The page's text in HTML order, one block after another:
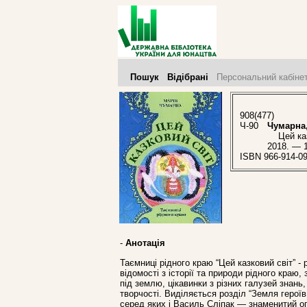
Пошук Відібрані Персональний
908(477)
Ч-90
Цей
2018. —
ISBN 966-914-
- Анотація
Таємниці рідного краю “Цей казковий
відомості з історії та природи рідного
під землю, цікавинки з різних галузей
творчості. Виділяється розділ “Земля
серед яких і Василь Сліпак — знаменитий